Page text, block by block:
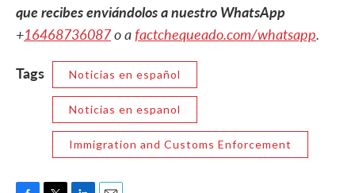
que recibes enviándolos a nuestro WhatsApp
+16468736087o afactchequeado.com/whatsapp.
Tags
Noticias en español
Noticias en espanol
Immigration and Customs Enforcement